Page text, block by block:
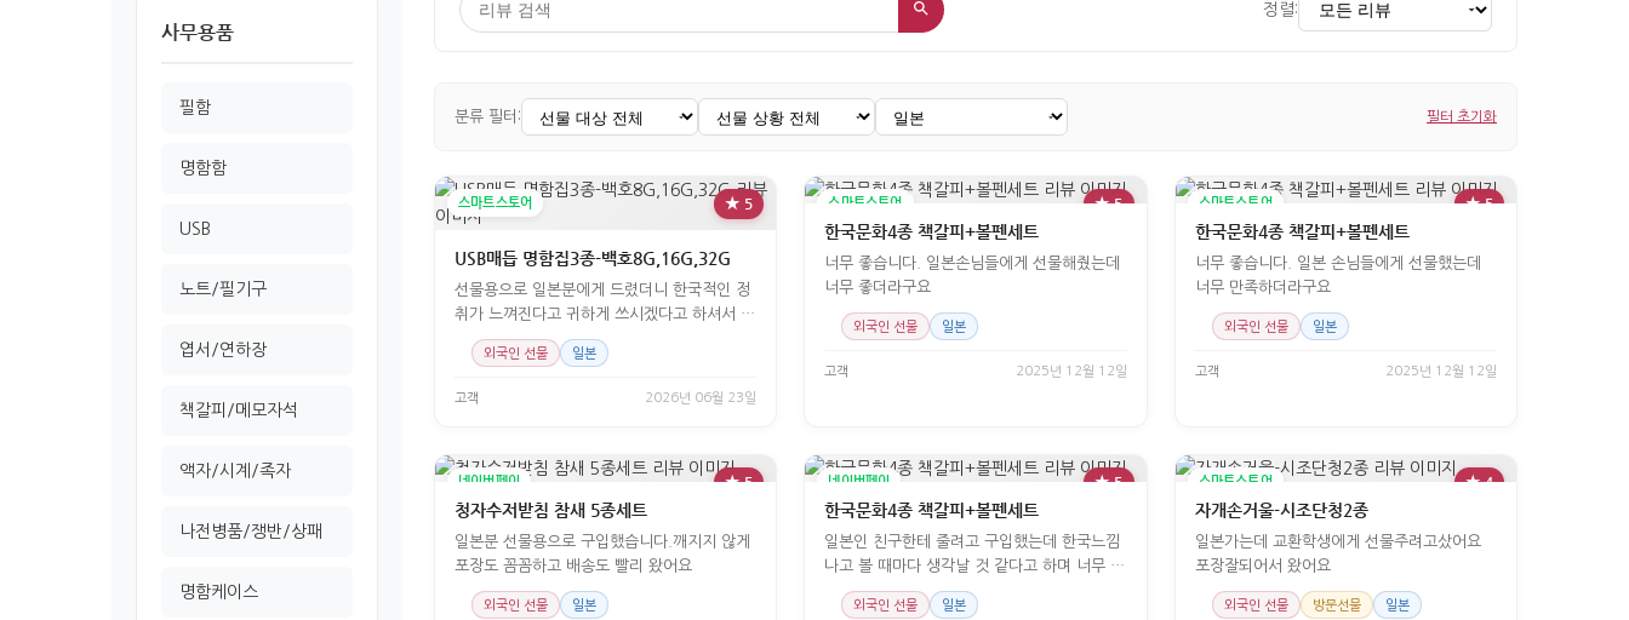
사무용품
필함
명함함
USB
노트/필기구
엽서/연하장
책갈피/메모자석
액자/시계/족자
나전병품/쟁반/상패
명함케이스
정렬:
분류 필터: 필터 초기화
스마트스토어 ★ 5
USB매듭 명함집3종-백호8G,16G,32G
선물용으로 일본분에게 드렸더니 한국적인 정
취가 느껴진다고 귀하게 쓰시겠다고 하셔서 구
내하길
외국인 선물 일본
고객 2026년 06월 23일
스마트스토어 ★ 5
한국문화4종 책갈피+볼펜세트
너무 좋습니다. 일본손님들에게 선물해줬는데
너무 좋더라구요
외국인 선물 일본
고객 2025년 12월 12일
스마트스토어 ★ 5
한국문화4종 책갈피+볼펜세트
너무 좋습니다. 일본 손님들에게 선물했는데
너무 만족하더라구요
외국인 선물 일본
고객 2025년 12월 12일
네이버페이 ★ 5
청자수저받침 참새 5종세트
일본분 선물용으로 구입했습니다.깨지지 않게
포장도 꼼꼼하고 배송도 빨리 왔어요
외국인 선물 일본
네이버페이 ★ 5
한국문화4종 책갈피+볼펜세트
일본인 친구한테 줄려고 구입했는데 한국느낌
나고 볼 때마다 생각날 것 같다고 하며 너무 좋
아하네요~
외국인 선물 일본
스마트스토어 ★ 4
자개손거울-시조단청2종
일본가는데 교환학생에게 선물주려고샀어요
포장잘되어서 왔어요
외국인 선물 방문선물 일본